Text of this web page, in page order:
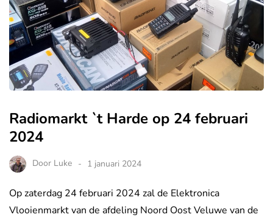
Radiomarkt `t Harde op 24 februari
2024
Door Luke 1 januari 2024
Op zaterdag 24 februari 2024 zal de Elektronica
Vlooienmarkt van de afdeling Noord Oost Veluwe van de